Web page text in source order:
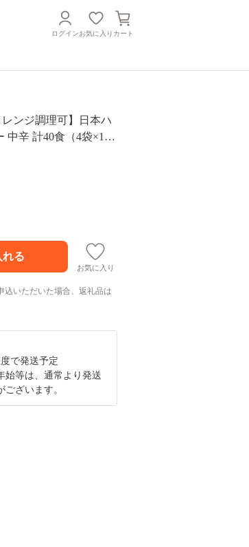
ログインお気に入り カート
レンジ調理可】日本ハ
中辛 計40食（4袋×10
プ 常温 長期保存 非
お気に入り
込いただいた場合、返礼品は
で発送予定
等は、通常より発送
ざいます。